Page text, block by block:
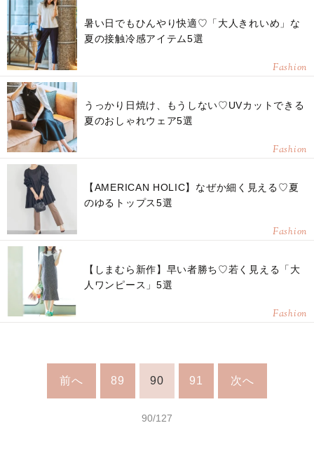
暑い日でもひんやり快適♡「大人きれいめ」な
夏の接触冷感アイテム5選
Fashion
うっかり日焼け、もうしない♡UVカットできる
夏のおしゃれウェア5選
Fashion
【AMERICAN HOLIC】なぜか細く見える♡夏
のゆるトップス5選
Fashion
【しまむら新作】早い者勝ち♡若く見える「大
人ワンピース」5選
Fashion
前へ 89 90 91 次へ
90/127